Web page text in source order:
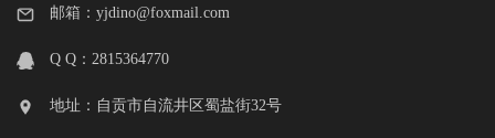
邮箱：yjdino@foxmail.com
Q Q：2815364770
地址：自贡市自流井区蜀盐街32号